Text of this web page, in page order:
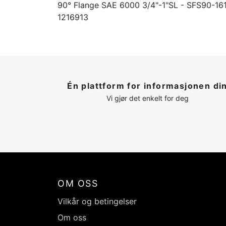
90° Flange SAE 6000 3/4"-1"SL - SFS90-
1216913
Én plattform for informasjonen
Vi gjør det enkelt for deg
OM OSS
Vilkår og betingelser
Om oss